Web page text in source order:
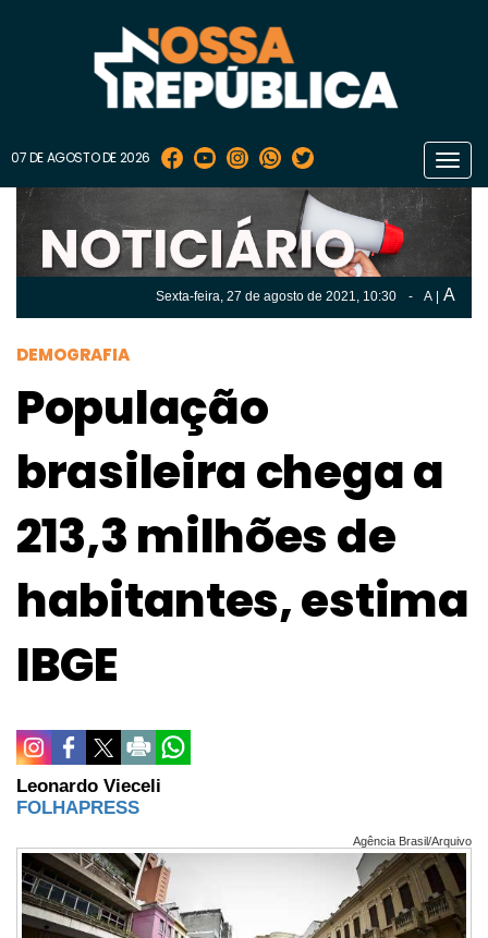
07 DE AGOSTO DE 2026
Sexta-feira, 27 de agosto de 2021, 10:30 - A A
DEMOGRAFIA
População
brasileira chega a
213,3 milhões de
habitantes, estima
IBGE
Leonardo Vieceli
FOLHAPRESS
Agência Brasil/Arquivo